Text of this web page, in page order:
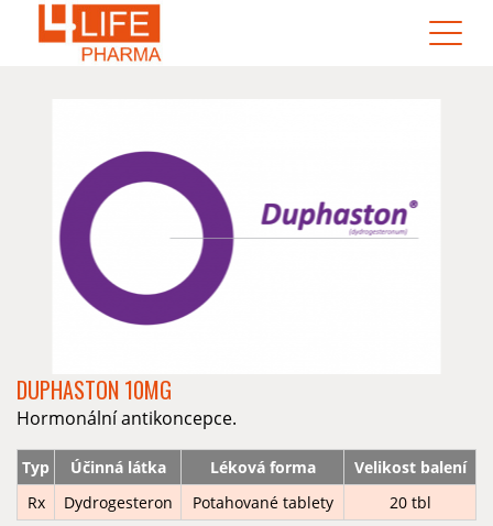
DUPHASTON 10MG
Hormonální antikoncepce.
Typ Účinná látka Léková forma
Velikost balení
Rx
Dydrogesteron Potahované tablety 20 tbl